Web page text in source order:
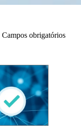
Campos obrigatórios